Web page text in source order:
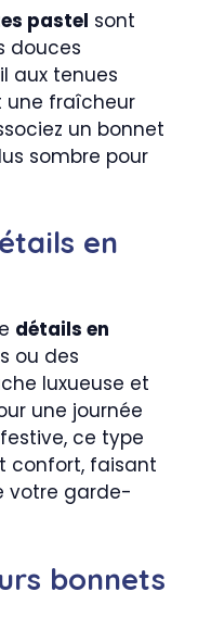
pastel sont
douces
aux tenues
une fraîcheur
un bonnet
sombre pour
en
détails en
ou des
luxueuse et
une journée
ce type
confort, faisant
votre garde-
bonnets